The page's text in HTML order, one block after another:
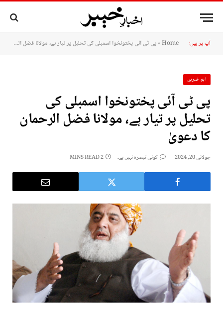
آپ پر ہیں: Home
»پی ٹی آئی پختونخوا اسمبلی کی تحلیل پر تیار ہے، مولانا فضل الرحمان کا دعویٰ
اہم خبریں
پی ٹی آئی پختونخوا اسمبلی کی
تحلیل پر تیار ہے، مولانا فضل الرحمان
کا دعویٰ
جولائی 20, 2024 کوئی تبصرہ نہیں ہے۔ 2 MINS READ